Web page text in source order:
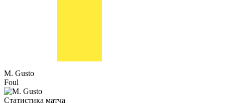
M. Gusto
Foul
Статистика матча